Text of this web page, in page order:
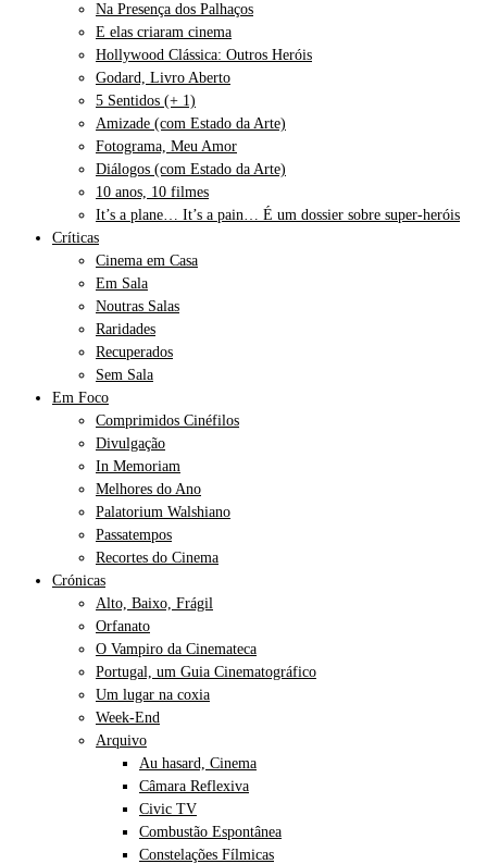
Na Presença dos Palhaços
E elas criaram cinema
Hollywood Clássica: Outros Heróis
Godard, Livro Aberto
5 Sentidos (+ 1)
Amizade (com Estado da Arte)
Fotograma, Meu Amor
Diálogos (com Estado da Arte)
10 anos, 10 filmes
It’s a plane… It’s a pain… É um dossier sobre super-heróis
Críticas
Cinema em Casa
Em Sala
Noutras Salas
Raridades
Recuperados
Sem Sala
Em Foco
Comprimidos Cinéfilos
Divulgação
In Memoriam
Melhores do Ano
Palatorium Walshiano
Passatempos
Recortes do Cinema
Crónicas
Alto, Baixo, Frágil
Orfanato
O Vampiro da Cinemateca
Portugal, um Guia Cinematográfico
Um lugar na coxia
Week-End
Arquivo
Au hasard, Cinema
Câmara Reflexiva
Civic TV
Combustão Espontânea
Constelações Fílmicas